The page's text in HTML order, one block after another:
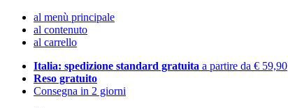
al menù principale
al contenuto
al carrello
Italia: spedizione standard gratuita a partire da € 59,90
Reso gratuito
Consegna in 2 giorni